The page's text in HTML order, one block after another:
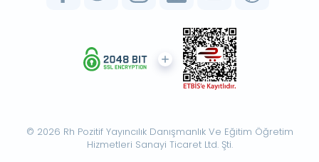
© 2026 Rh Pozitif Yayıncılık Danışmanlık Ve Eğitim Öğretim
Hizmetleri Sanayi Ticaret Ltd. Şti.